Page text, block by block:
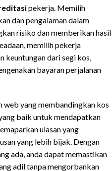
pekerja. Memilih
dan pengalaman dalam
risiko dan memberikan hasil
memilih pekerja
keuntungan dari segi kos,
bayaran perjalanan
web yang membandingkan kos
baik untuk mendapatkan
ulasan yang
yang lebih bijak. Dengan
ada, anda dapat memastikan
adil tanpa mengorbankan